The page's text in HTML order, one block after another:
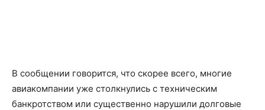
В сообщении говорится, что скорее всего, многие
авиакомпании уже столкнулись с техническим
банкротством или существенно нарушили долговые